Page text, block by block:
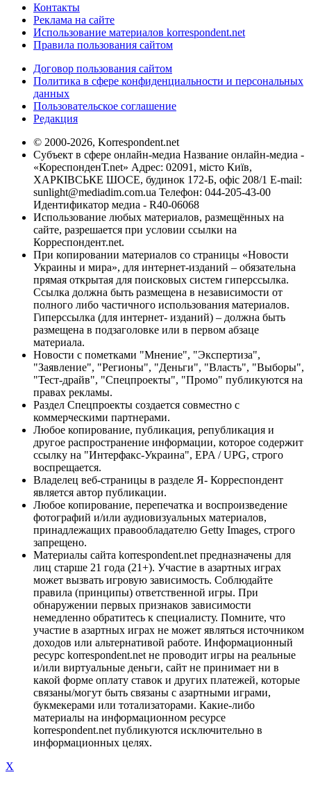
Контакты
Реклама на сайте
Использование материалов korrespondent.net
Правила пользования сайтом
Договор пользования сайтом
Политика в сфере конфиденциальности и персональных
данных
Пользовательское соглашение
Редакция
© 2000-2026, Korrespondent.net
Субъект в сфере онлайн-медиа Название онлайн-медиа -
«КореспонденТ.net» Адрес: 02091, місто Київ,
ХАРКІВСЬКЕ ШОСЕ, будинок 172-Б, офіс 208/1 E-mail:
sunlight@mediadim.com.ua Телефон: 044-205-43-00
Идентификатор медиа - R40-06068
Использование любых материалов, размещённых на
сайте, разрешается при условии ссылки на
Корреспондент.net.
При копировании материалов со страницы «Новости
Украины и мира», для интернет-изданий – обязательна
прямая открытая для поисковых систем гиперссылка.
Ссылка должна быть размещена в независимости от
полного либо частичного использования материалов.
Гиперссылка (для интернет- изданий) – должна быть
размещена в подзаголовке или в первом абзаце
материала.
Новости с пометками "Мнение", "Экспертиза",
"Заявление", "Регионы", "Деньги", "Власть", "Выборы",
"Тест-драйв", "Спецпроекты", "Промо" публикуются на
правах рекламы.
Раздел Спецпроекты создается совместно с
коммерческими партнерами.
Любое копирование, публикация, републикация и
другое распространение информации, которое содержит
ссылку на "Интерфакс-Украина", EPA / UPG, строго
воспрещается.
Владелец веб-страницы в разделе Я- Корреспондент
является автор публикации.
Любое копирование, перепечатка и воспроизведение
фотографий и/или аудиовизуальных материалов,
принадлежащих правообладателю Getty Images, строго
запрещено.
Материалы сайта korrespondent.net предназначены для
лиц старше 21 года (21+). Участие в азартных играх
может вызвать игровую зависимость. Соблюдайте
правила (принципы) ответственной игры. При
обнаружении первых признаков зависимости
немедленно обратитесь к специалисту. Помните, что
участие в азартных играх не может являться источником
доходов или альтернативой работе. Информационный
ресурс korrespondent.net не проводит игры на реальные
и/или виртуальные деньги, сайт не принимает ни в
какой форме оплату ставок и других платежей, которые
связаны/могут быть связаны с азартными играми,
букмекерами или тотализаторами. Какие-либо
материалы на информационном ресурсе
korrespondent.net публикуются исключительно в
информационных целях.
X